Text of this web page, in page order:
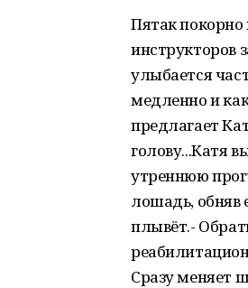
Пятак
инструкторов
улыбается
медленно и
предлагает
голову...Катя
утреннюю
лошадь, обняв
плывёт.-
Сразу меняет